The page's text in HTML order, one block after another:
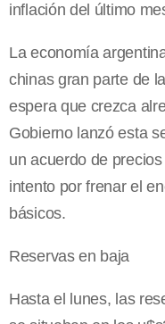
inflación del último
La economía
chinas gran parte de
espera que crezca
Gobierno lanzó esta
un acuerdo de
intento por frenar el
básicos.
Reservas en baja
Hasta el lunes, las